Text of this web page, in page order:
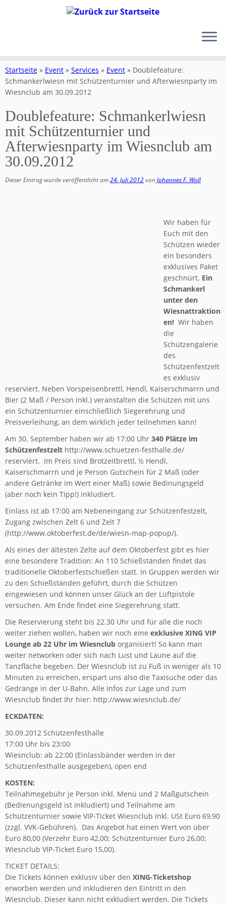
Inhalt
springen
Startseite » Event » Services » Event » Doublefeature:
Schmankerlwiesn mit Schützenturnier und Afterwiesnparty im
Wiesnclub am 30.09.2012
Doublefeature: Schmankerlwiesn
mit Schützenturnier und
Afterwiesnparty im Wiesnclub am
30.09.2012
Dieser Eintrag wurde veröffentlicht am24. Juli 2012vonJohannes F. Woll
Wir haben für
Euch mit den
Schützen wieder
ein besonders
exklusives Paket
geschnürt. Ein
Schmankerl
unter den
Wiesnattraktion
en! Wir haben
die
Schützengalerie
des
Schützenfestzelt
es exklusiv
reserviert. Neben Vorspeisenbrettl, Hendl, Kaiserschmarrn und
Bier (2 Maß / Person inkl.) veranstalten die Schützen mit uns
ein Schützenturnier einschließlich Siegerehrung und
Preisverleihung, an dem wirklich jeder teilnehmen kann!
Am 30. September haben wir ab 17:00 Uhr 340 Plätze im
Schützenfestzelt http://www.schuetzen-festhalle.de/
reserviert. Im Preis sind Brotzeitbrettl, ½ Hendl,
Kaiserschmarrn und je Person Gutschein für 2 Maß (oder
andere Getränke im Wert einer Maß) sowie Bedinungsgeld
(aber noch kein Tipp!) inkludiert.
Einlass ist ab 17:00 am Nebeneingang zur Schützenfestzelt,
Zugang zwischen Zelt 6 und Zelt 7
(http://www.oktoberfest.de/de/wiesn-map-popup/).
Als eines der ältesten Zelte auf dem Oktoberfest gibt es hier
eine besondere Tradition: An 110 Schießständen findet das
traditionelle Oktoberfestschießen statt. In Gruppen werden wir
zu den Schießständen geführt, durch die Schützen
eingewiesen und können unser Glück an der Luftpistole
versuchen. Am Ende findet eine Siegerehrung statt.
Die Reservierung steht bis 22.30 Uhr und für alle die noch
weiter ziehen wollen, haben wir noch eine exklusive XING VIP
Lounge ab 22 Uhr im Wiesnclub organisiert! So kann man
weiter networken oder sich nach Lust und Laune auf die
Tanzfläche begeben. Der Wiesnclub ist zu Fuß in weniger als 10
Minuten zu erreichen, erspart uns also die Taxisuche oder das
Gedränge in der U-Bahn. Alle Infos zur Lage und zum
Wiesnclub findet Ihr hier: http://www.wiesnclub.de/
ECKDATEN:
30.09.2012 Schützenfesthalle
17:00 Uhr bis 23:00
Wiesnclub: ab 22:00 (Einlassbänder werden in der
Schützenfesthalle ausgegeben), open end
KOSTEN:
Teilnahmegebühr je Person inkl. Menü und 2 Maßgutschein
(Bedienungsgeld ist inkludiert) und Teilnahme am
Schützenturnier sowie VIP-Ticket Wiesnclub inkl. USt Euro 69,90
(zzgl. VVK-Gebühren). Das Angebot hat einen Wert von über
Euro 80,00 (Verzehr Euro 42,00; Schützenturnier Euro 26,00;
Wiesnclub VIP-Ticket Euro 15,00).
TICKET DETAILS:
Die Tickets können exklusiv über den XING-Ticketshop
erworben werden und inkludieren den Eintritt in den
Wiesnclub. Dieser kann nicht exkludiert werden. Die Tickets